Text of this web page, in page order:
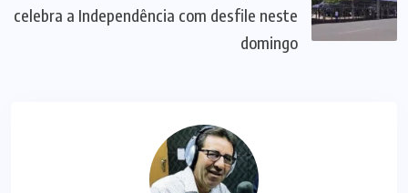
celebra a Independência com desfile neste
domingo